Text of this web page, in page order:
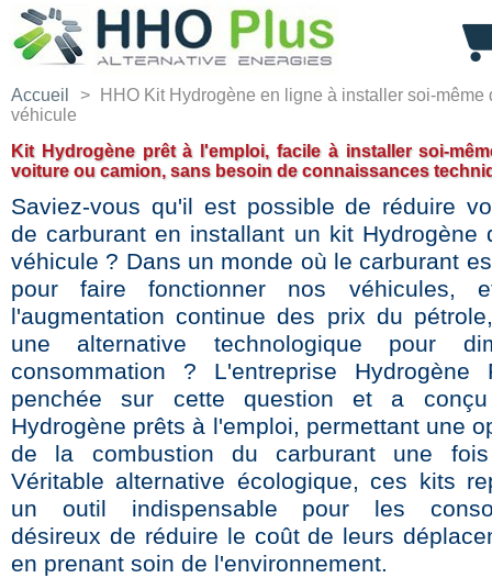
Accueil >
HHO Kit Hydrogène en ligne à installer soi-même
véhicule
Kit Hydrogène prêt à l'emploi, facile à installer soi-
voiture ou camion, sans besoin de connaissances
Saviez-vous qu'il est possible de réduire
de carburant en installant un kit Hydrogène
véhicule ? Dans un monde où le carburant
pour faire fonctionner nos véhicules,
l'augmentation continue des prix du
une alternative technologique pour
consommation ? L'entreprise Hydrogène
penchée sur cette question et a
Hydrogène prêts à l'emploi, permettant une
de la combustion du carburant une
Véritable alternative écologique, ces kits
un outil indispensable pour les
désireux de réduire le coût de leurs
en prenant soin de l'environnement.